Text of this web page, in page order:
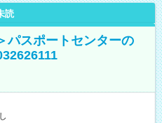
読
パスポートセンターの